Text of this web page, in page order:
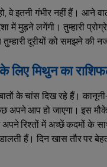
इतनी गंभीर नहीं हैं। आने
में मुड़ने लगेंगी। तुम्हारी
दूरीयों को समझने की
लिए मिथुन का
के चांस दिख रहे हैं।
अपने आप हो जाएगा। इस
अपने रिश्तों में अच्छें कदमों के
हैं। दिन खास तौर पर